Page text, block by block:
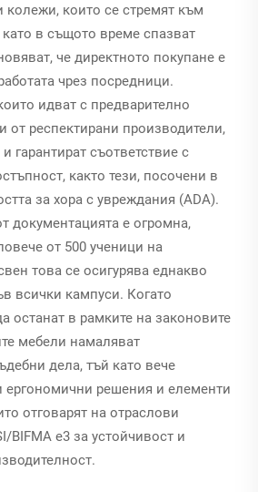
които се стремят към
като в същото време спазват
че директното покупане е
чрез посредници.
идват с предварително
от респектирани производители,
гарантират съответствие с
както тези, посочени в
за хора с увреждания (ADA).
документацията е огромна,
от 500 ученици на
това се осигурява еднакво
всички кампуси. Когато
останат в рамките на законовите
мебели намаляват
дела, тъй като вече
ергономични решения и елементи
отговарят на отраслови
BIFMA e3 за устойчивост и